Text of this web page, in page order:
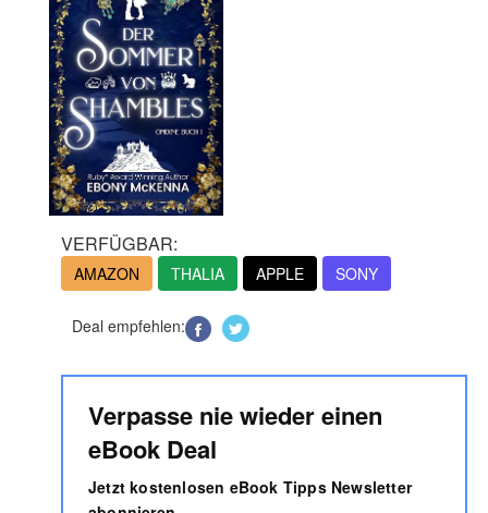
VERFÜGBAR:
AMAZON THALIA APPLE SONY
Deal empfehlen:
Verpasse nie wieder einen
eBook Deal
Jetzt kostenlosen eBook Tipps Newsletter